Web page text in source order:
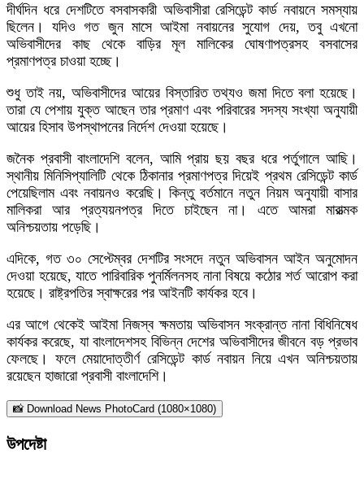
দীর্ঘদিন ধরে দেশটিতে বসবাসকারী অভিবাসীরা রেসিডেন্ট কার্ড নবায়নে সমস্যায়
ছিলেন। যদিও গত জুন মাসে আইমা নবায়নের সুযোগ দেয়, তবু এখনো
অভিবাসীদের কাছ থেকে বাড়ির মূল মালিকের ঘোষণাপত্রসহ বসবাসের
প্রমাণপত্র চাওয়া হচ্ছে।
শুধু তাই নয়, অভিবাসীদের আয়ের বিস্তারিত তথ্যও জমা দিতে বলা হয়েছে।
তারা যে পেশায় যুক্ত আছেন তার প্রমাণ এবং পরিবারের সদস্য সংখ্যা অনুযায়ী
আয়ের হিসাব উপস্থাপনের নির্দেশ দেওয়া হয়েছে।
জনৈক প্রবাসী বাংলাদেশি বলেন, আমি প্রায় ছয় বছর ধরে পর্তুগালে আছি।
স্থানীয় মিনিসিপ্যালিটি থেকে ঠিকানার প্রমাণপত্র দিয়েই প্রথম রেসিডেন্ট কার্ড
পেয়েছিলাম এবং নবায়নও করেছি। কিন্তু বর্তমানে নতুন নিয়ম অনুযায়ী বাসার
মালিকরা আর প্রত্যয়নপত্র দিতে চাইছেন না। এতে আমরা মারাত্মক
অনিশ্চয়তায় পড়েছি।
এদিকে, গত ৩০ সেপ্টেম্বর দেশটির সংসদে নতুন অভিবাসন আইন অনুমোদন
দেওয়া হয়েছে, যাতে পারিবারিক পুনর্মিলনসহ নানা বিষয়ে কঠোর শর্ত আরোপ করা
হয়েছে। রাষ্ট্রপতির স্বাক্ষরের পর আইনটি কার্যকর হবে।
এর আগে থেকেই আইমা নিজস্ব ক্ষমতায় অভিবাসন সংক্রান্ত নানা বিধিনিষেধ
কার্যকর করেছে, যা বাংলাদেশসহ বিভিন্ন দেশের অভিবাসীদের জীবনে বড় প্রভাব
ফেলছে। ফলে মেয়াদোত্তীর্ণ রেসিডেন্ট কার্ড নবায়ন নিয়ে এখন অনিশ্চয়তায়
রয়েছেন হাজারো প্রবাসী বাংলাদেশি।
📸 Download News PhotoCard (1080×1080)
উপদেষ্টা